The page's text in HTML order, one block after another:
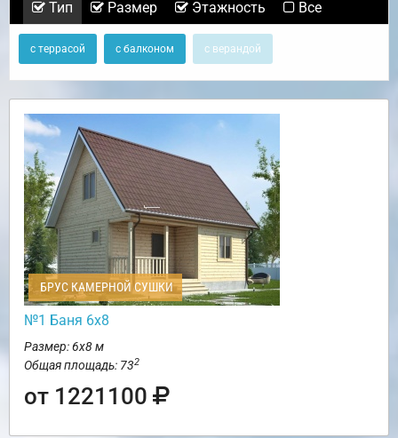
Тип Размер Этажность Все
с террасой с балконом с верандой
БРУС КАМЕРНОЙ СУШКИ
№1 Баня 6х8
Размер: 6х8 м
Общая площадь: 732
от 1221100